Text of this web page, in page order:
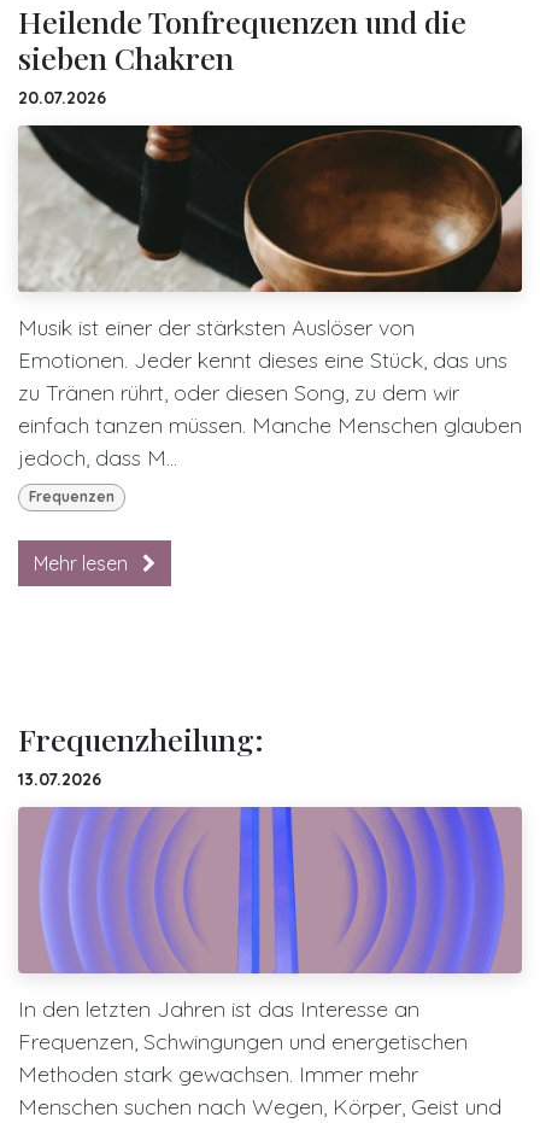
Heilende Tonfrequenzen und die
sieben Chakren
20.07.2026
Musik ist einer der stärksten Auslöser von
Emotionen. Jeder kennt dieses eine Stück, das uns
zu Tränen rührt, oder diesen Song, zu dem wir
einfach tanzen müssen. Manche Menschen glauben
jedoch, dass M...
Frequenzen
Mehr lesen
Frequenzheilung:
13.07.2026
In den letzten Jahren ist das Interesse an
Frequenzen, Schwingungen und energetischen
Methoden stark gewachsen. Immer mehr
Menschen suchen nach Wegen, Körper, Geist und